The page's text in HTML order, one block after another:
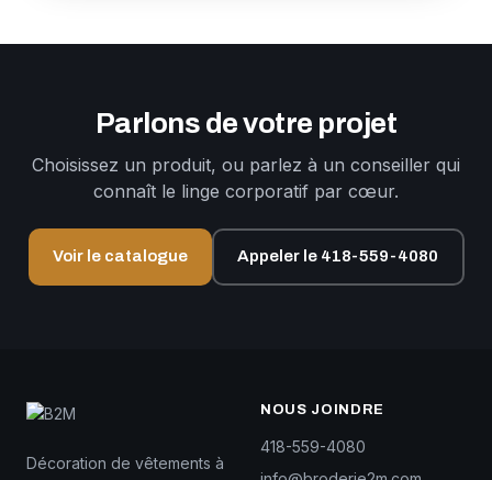
Parlons de votre projet
Choisissez un produit, ou parlez à un conseiller qui
connaît le linge corporatif par cœur.
Voir le catalogue Appeler le 418-559-4080
Décoration de vêtements à
NOUS JOINDRE
418-559-4080